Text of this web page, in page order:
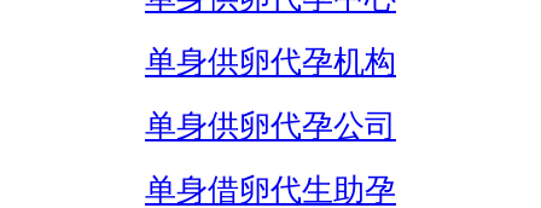
单身供卵代孕机构
单身供卵代孕公司
单身借卵代生助孕